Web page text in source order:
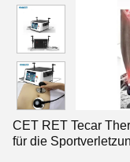
CET RET Tecar
für die